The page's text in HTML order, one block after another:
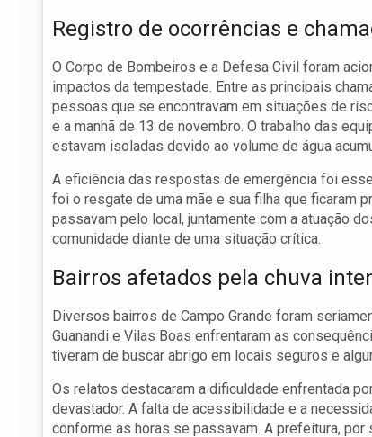
Registro de ocorrências e
O Corpo de Bombeiros e a Defesa Civil foram
impactos da tempestade. Entre as principais
pessoas que se encontravam em situações de
e a manhã de 13 de novembro. O trabalho das
estavam isoladas devido ao volume de água
A eficiência das respostas de emergência foi
foi o resgate de uma mãe e sua filha que ficaram
passavam pelo local, juntamente com a atuação
comunidade diante de uma situação crítica.
Bairros afetados pela chuva
Diversos bairros de Campo Grande foram
Guanandi e Vilas Boas enfrentaram as
tiveram de buscar abrigo em locais seguros e
Os relatos destacaram a dificuldade enfrentada
devastador. A falta de acessibilidade e a
conforme as horas se passavam. A prefeitura,